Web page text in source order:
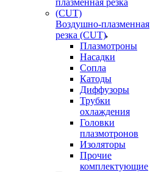
Воздушно-плазменная
резка (CUT)
Плазмотроны
Насадки
Сопла
Катоды
Диффузоры
Трубки
охлаждения
Головки
плазмотронов
Изоляторы
Прочие
комплектующие